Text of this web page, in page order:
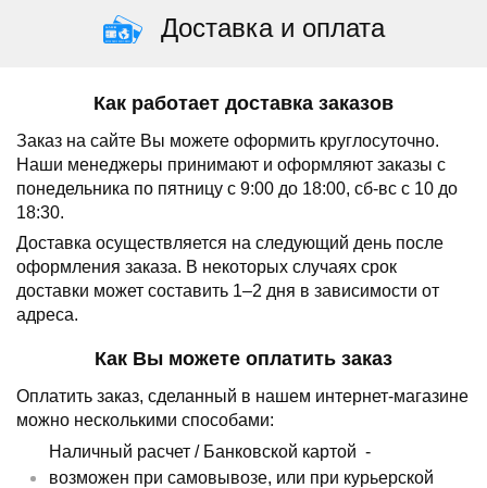
Доставка и оплата
Как работает доставка заказов
Заказ на сайте Вы можете оформить круглосуточно.
Наши менеджеры принимают и оформляют заказы с
понедельника по пятницу с 9:00 до 18:00, сб-вс с 10 до
18:30.
Доставка осуществляется на следующий день после
оформления заказа. В некоторых случаях срок
доставки может составить 1–2 дня в зависимости от
адреса.
Как Вы можете оплатить заказ
Оплатить заказ, сделанный в нашем интернет-магазине
можно несколькими способами:
Наличный расчет / Банковской картой -
возможен при самовывозе, или при курьерской